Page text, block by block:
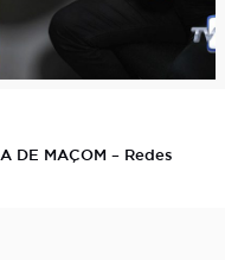
DE MAÇOM – Redes